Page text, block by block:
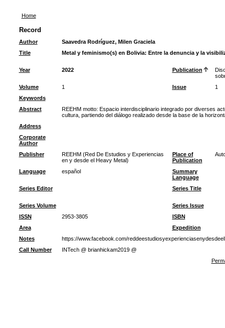
Home
Record
Author
Saavedra Rodríguez, Milen Graciela
Title
Metal y feminismo(s) en Bolivia: Entre la denuncia y la
Year 2022 Publication
Volume
1 Issue
1
Keywords
Abstract
REEHM motto: Espacio interdisciplinario integrado por diverses
cultura, partiendo del diálogo realizado desde la base de la
Address
Corporate
Author
Publisher
REEHM (Red De Estudios y Experiencias
en y desde el Heavy Metal)
Place of
Publication
Language español
Summary
Language
Series Editor
Series Title
Series Volume
Series Issue
ISSN
2953-3805
ISBN
Area
Expedition
Notes
https://www.facebook.com/
Call Number
INTech @ brianhickam2019 @